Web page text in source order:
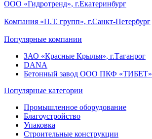
ООО «Гидротренд», г.Екатеринбург
Компания «П.Т. групп», г.Санкт-Петербург
Популярные компании
ЗАО «Красные Крылья», г.Таганрог
DANA
Бетонный завод ООО ПКФ «ТИБЕТ»
Популярные категории
Промышленное оборудование
Благоустройство
Упаковка
Строительные конструкции